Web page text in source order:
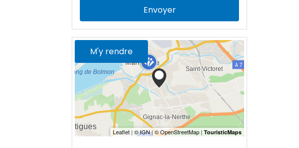
Envoyer
M'y rendre